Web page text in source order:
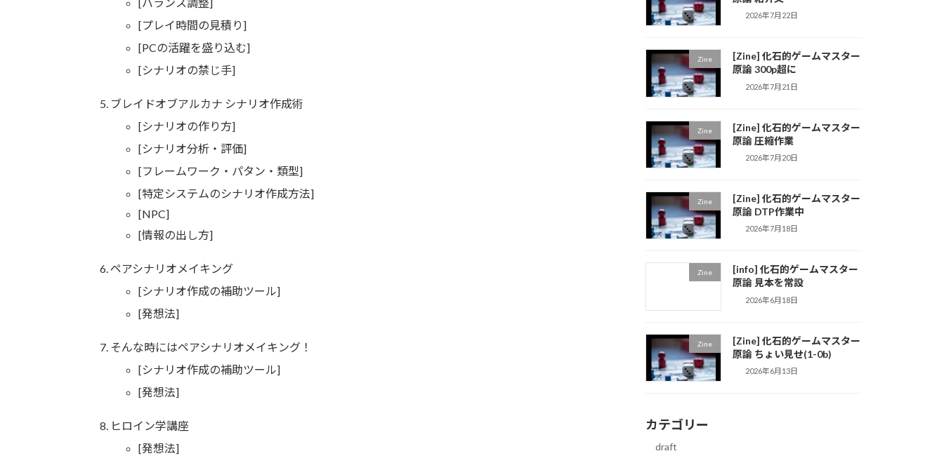
[プレイ時間の見積り]
[PCの活躍を盛り込む]
[シナリオの禁じ手]
ブレイドオブアルカナ シナリオ作成術
[シナリオの作り方]
[シナリオ分析・評価]
[フレームワーク・パタン・類型]
[特定システムのシナリオ作成方法]
[NPC]
[情報の出し方]
ペアシナリオメイキング
[シナリオ作成の補助ツール]
[発想法]
そんな時にはペアシナリオメイキング！
[シナリオ作成の補助ツール]
[発想法]
ヒロイン学講座
[発想法]
2026年7月22日
Zine
[Zine] 化石的ゲームマスター
原論 300p超に
2026年7月21日
Zine
[Zine] 化石的ゲームマスター
原論 圧縮作業
2026年7月20日
Zine
[Zine] 化石的ゲームマスター
原論 DTP作業中
2026年7月18日
Zine
[info] 化石的ゲームマスター
原論 見本を常設
2026年6月18日
Zine
[Zine] 化石的ゲームマスター
原論 ちょい見せ(1-0b)
2026年6月13日
カテゴリー
draft